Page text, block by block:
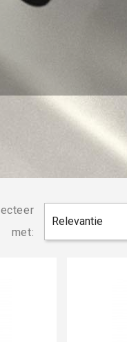
met:
Relevantie